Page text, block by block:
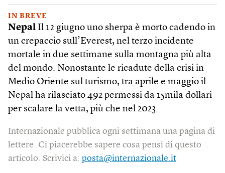
IN BREVE
Nepal Il 12 giugno uno sherpa è morto cadendo in
un crepaccio sull’Everest, nel terzo incidente
mortale in due settimane sulla montagna più alta
del mondo. Nonostante le ricadute della crisi in
Medio Oriente sul turismo, tra aprile e maggio il
Nepal ha rilasciato 492 permessi da 15mila dollari
per scalare la vetta, più che nel 2023.
Internazionale pubblica ogni settimana una pagina di
lettere. Ci piacerebbe sapere cosa pensi di questo
articolo. Scrivici a: posta@internazionale.it